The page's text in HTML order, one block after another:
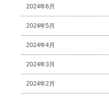
2024年6月
2024年5月
2024年4月
2024年3月
2024年2月